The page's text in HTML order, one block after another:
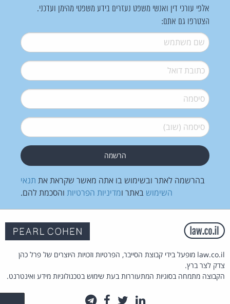
אלפי עורכי דין ואנשי משפט נעזרים בידע משפטי מהימן ועדכני.
הצטרפו גם אתם:
שם משתמש*
דואל*
סיסמה*
סיסמה (שוב)*
בהרשמה לאתר ובשימוש בו אתה מאשר שקראת את תנאי
השימוש באתר ומדיניות הפרטיות והסכמת להם.
law.co.il מופעל בידי קבוצת הסייבר, הפרטיות וזכויות היוצרים של פרל כהן
צדק לצר ברץ.
הקבוצה מתמחה בסוגיות המתעוררות בעת שימוש בטכנולוגיות מידע ואינטרנט.
לינקדאין
טוויטרפייסבוק